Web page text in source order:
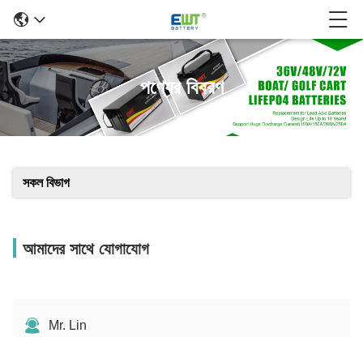
পণ্যের বিবরণ
সকল বিভাগ
আমাদের সাথে যোগাযোগ
Mr. Lin